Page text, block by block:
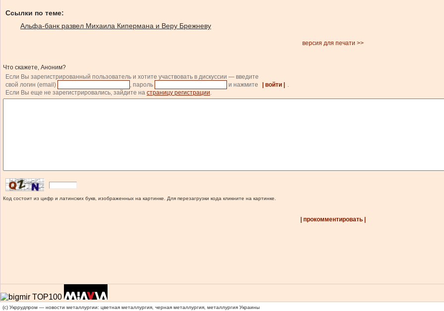
Ссылки по теме:
Альфа-банк развел Михаила Кипермана и Веру Брежневу
версия для печати >>
Что скажете, Аноним?
Если Вы зарегистрированный пользователь и хотите участвовать в дискуссии — введите
свой логин (email)
, пароль и нажмите | войти |
.
Если Вы еще не зарегистрировались, зайдите на страницу регистрации.
Код состоит из цифр и латинских букв, изображенных на картинке. Для перезагрузки кода кликните на картинке.
| прокомментировать |
(c) Укррудпром — новости металлургии: цветная металлургия, черная металлургия, металлургия Украины